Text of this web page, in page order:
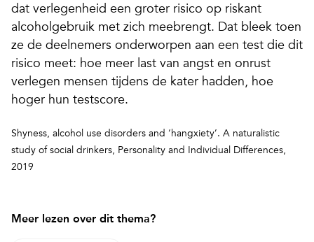
dat verlegenheid een groter risico op riskant
alcoholgebruik met zich meebrengt. Dat bleek toen
ze de deelnemers onderworpen aan een test die dit
risico meet: hoe meer last van angst en onrust
verlegen mensen tijdens de kater hadden, hoe
hoger hun testscore.
Shyness, alcohol use disorders and ‘hangxiety’. A naturalistic
study of social drinkers, Personality and Individual Differences,
2019
Meer lezen over dit thema?